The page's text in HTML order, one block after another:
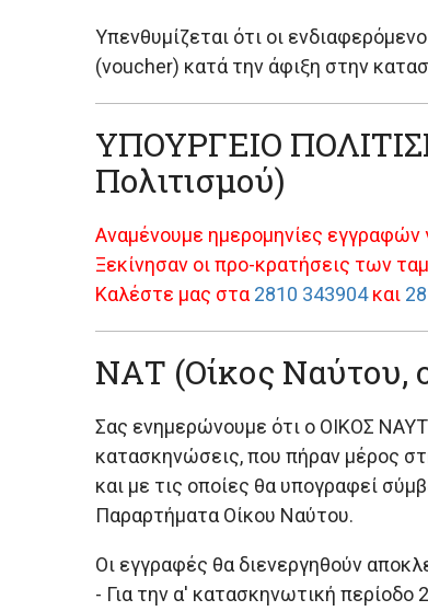
Υπενθυμίζεται ότι οι
(voucher) κατά την άφιξη στην
ΥΠΟΥΡΓΕΙΟ
Πολιτισμού)
Αναμένουμε ημερομηνίες εγγραφών
Ξεκίνησαν οι προ-κρατήσεις των
Καλέστε μας στα 2810 343904και
ΝΑΤ (Οίκος Ναύτου,
Σας ενημερώνουμε ότι ο ΟΙΚΟΣ
κατασκηνώσεις, που πήραν μέρος
και με τις οποίες θα υπογραφεί
Παραρτήματα Οίκου Ναύτου.
Οι εγγραφές θα διενεργηθούν
- Για την α' κατασκηνωτική περίοδο